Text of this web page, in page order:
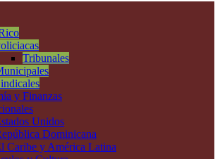
Tribunales
y Finanzas
Unidos
Dominicana
Caribe y América Latina